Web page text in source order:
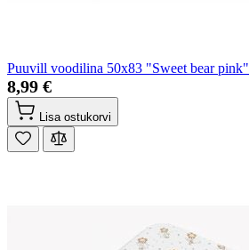
Puuvill voodilina 50x83 "Sweet bear pink"
8,99 €
Lisa ostukorvi